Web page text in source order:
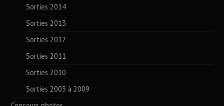
Sorties 2014
Sorties 2013
Sorties 2012
Sorties 2011
Sorties 2010
Sorties 2003 à 2009